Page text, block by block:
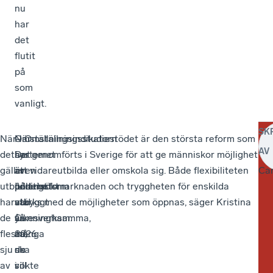
nu
har
det
flutit
på
som
vanligt.
När
det
gäller
utbildningsform
har
de
flesta,
sju
av
Omställningsindikatorn
har
även
undersökt
vad
yrkesverksamma,
om
de
sökte
–
Det
är
positivt
att
så
många
nu
vill
När
systemet
är
fullt
utbyggt
år
2026
ska
i
– Omställningsstudiestödet är den största reform som
har genomförts i Sverige för att ge människor möjlighet
att vidareutbilda eller omskola sig. Både flexibiliteten
på arbetsmarknaden och tryggheten för enskilda
stärks med de möjligheter som öppnas, säger Kristina
Cunningham.
AV